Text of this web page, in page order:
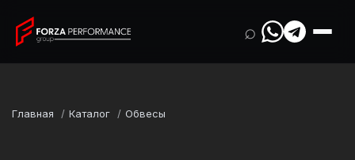
⌕
Главная Каталог Обвесы